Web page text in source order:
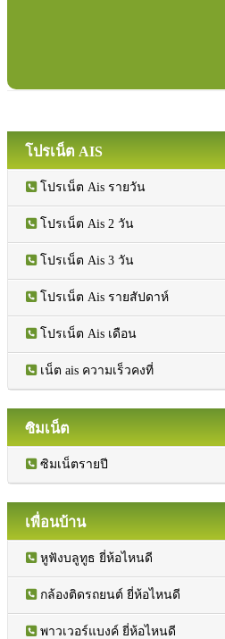
โปรเน็ต AIS
โปรเน็ต Ais รายวัน
โปรเน็ต Ais 2 วัน
โปรเน็ต Ais 3 วัน
โปรเน็ต Ais รายสัปดาห์
โปรเน็ต Ais เดือน
เน็ต ais ความเร็วคงที่
ซิมเน็ต
ซิมเน็ตรายปี
เพื่อนบ้าน
หูฟังบลูทูธ ยี่ห้อไหนดี
กล้องติดรถยนต์ ยี่ห้อไหนดี
พาวเวอร์แบงค์ ยี่ห้อไหนดี